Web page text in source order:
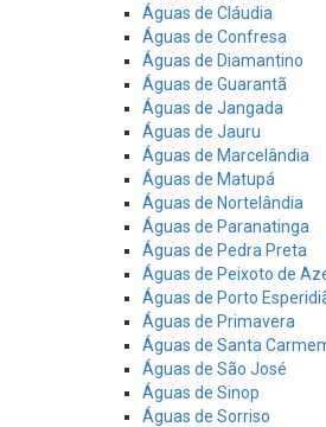
Águas de Cláudia
Águas de Confresa
Águas de Diamantino
Águas de Guarantã
Águas de Jangada
Águas de Jauru
Águas de Marcelândia
Águas de Matupá
Águas de Nortelândia
Águas de Paranatinga
Águas de Pedra Preta
Águas de Peixoto de
Águas de Porto
Águas de Primavera
Águas de Santa
Águas de São José
Águas de Sinop
Águas de Sorriso